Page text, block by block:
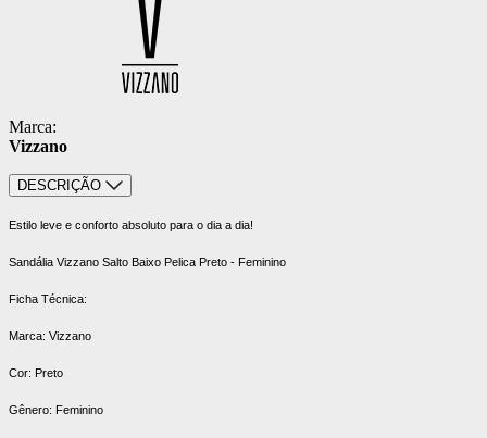
Marca:
Vizzano
DESCRIÇÃO
Estilo leve e conforto absoluto para o dia a dia!
Sandália Vizzano Salto Baixo Pelica Preto - Feminino
Ficha Técnica:
Marca: Vizzano
Cor: Preto
Gênero: Feminino